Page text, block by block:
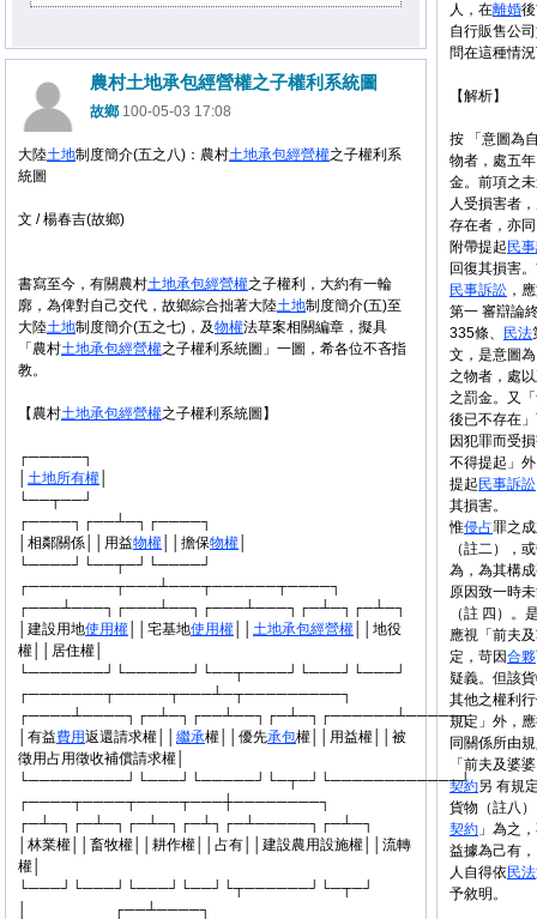
人，在離婚
自行販售公
問在這種情
【解析】
按 「意圖為
物者，處五
金。前項之
人受損害者
存在者，亦
附帶提起 民事
回復其損害
民事訴訟 ，
第一 審辯論
335條、
民法
文，是意圖
之物者，處
之罰金。又
後已不存在
因犯罪而受
不得提起」
提起 民事訴訟
其損害。
惟侵占罪之
（註二），
為，為其構
原因致一時
（註 四）。
應視「前夫
定，苛因合夥
疑義。但該
其他之權利
規定」外，
同關係所由
「前夫及婆
契約另 有規
貨物（註八
契約 」為之
益據為己有
人自得依民法
予敘明。
農村土地承包經營權之子權利系統圖
故鄉100-05-03 17:08
大陸土地制度簡介(五之八)：農村土地承包經營權之子權利系
統圖
文 / 楊春吉(故鄉)
書寫至今，有關農村土地承包經營權之子權利，大約有一輪
廓，為俾對自己交代，故鄉綜合拙著大陸土地制度簡介(五)至
大陸土地制度簡介(五之七)，及物權法草案相關編章，擬具
「農村土地承包經營權之子權利系統圖」一圖，希各位不吝指
教。
【農村土地承包經營權之子權利系統圖】
┌─────┐
土地所有權
└──┬──┘
┌────┐┌──┴─┐┌────┐
│相鄰關係││用益物權 ││擔保物權
└────┘└──┬─┘└────┘
┌────────┬───┴───┬──────┬────┐
┌───┴───┐┌───┴──┐┌───┴───┐┌─┴─┐┌─┴─┐
│建設用地使用權 ││宅基地使用權 土地承包經營權 ││地役
權││居住權│
└───────┘└──────┘└──┬────┘└───┘└───┘
┌───────┬─────┬───┴─┬─────────┐
┌────┴────┐┌─┴─┐┌──┴──┐┌─┴─┐┌──────┴─────┐
│有益費用返還請求權││ 繼承權││優先承包權││用益權││被
徵用占用徵收補償請求權│
└─────────┘└───┘└─────┘└─┬─┘└────────────┘
┌────┬────┬────┬───┼────────┐
┌─┴─┐┌─┴─┐┌─┴─┐┌─┴┐┌─┴─────┐┌─┴─┐
│林業權││畜牧權││耕作權││占有││建設農用設施權││流轉
權│
└───┘└───┘└───┘└──┘└┬──────┘└─┬─┘
│ ┌──┴────┐